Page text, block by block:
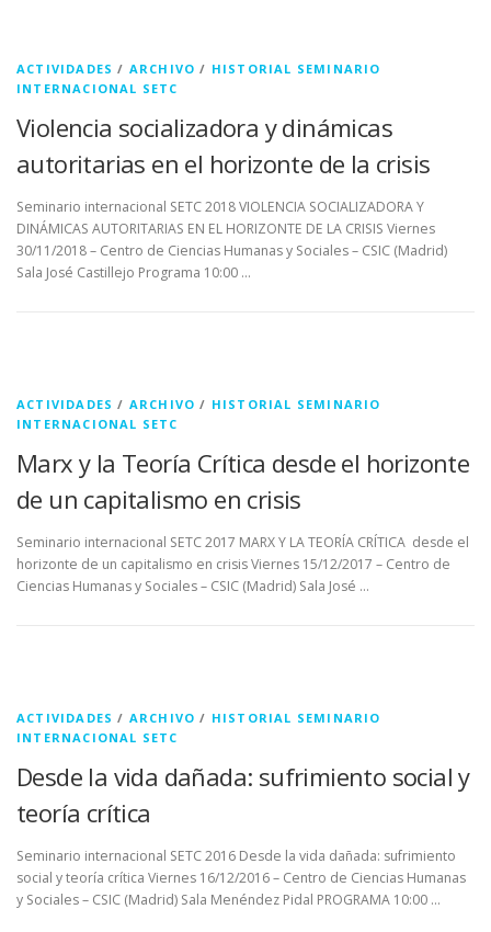
ACTIVIDADES / ARCHIVO / HISTORIAL SEMINARIO
INTERNACIONAL SETC
Violencia socializadora y dinámicas
autoritarias en el horizonte de la crisis
Seminario internacional SETC 2018 VIOLENCIA SOCIALIZADORA Y
DINÁMICAS AUTORITARIAS EN EL HORIZONTE DE LA CRISIS Viernes
30/11/2018 – Centro de Ciencias Humanas y Sociales – CSIC (Madrid)
Sala José Castillejo Programa 10:00 …
ACTIVIDADES / ARCHIVO / HISTORIAL SEMINARIO
INTERNACIONAL SETC
Marx y la Teoría Crítica desde el horizonte
de un capitalismo en crisis
Seminario internacional SETC 2017 MARX Y LA TEORÍA CRÍTICA desde el
horizonte de un capitalismo en crisis Viernes 15/12/2017 – Centro de
Ciencias Humanas y Sociales – CSIC (Madrid) Sala José …
ACTIVIDADES / ARCHIVO / HISTORIAL SEMINARIO
INTERNACIONAL SETC
Desde la vida dañada: sufrimiento social y
teoría crítica
Seminario internacional SETC 2016 Desde la vida dañada: sufrimiento
social y teoría crítica Viernes 16/12/2016 – Centro de Ciencias Humanas
y Sociales – CSIC (Madrid) Sala Menéndez Pidal PROGRAMA 10:00 …